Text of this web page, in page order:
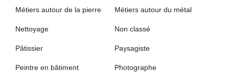
Métiers autour de la pierre Métiers autour du métal
Nettoyage Non classé
Pâtissier Paysagiste
Peintre en bâtiment Photographe